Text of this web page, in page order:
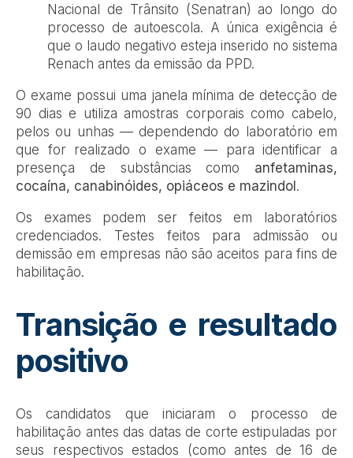
Nacional de Trânsito (Senatran) ao longo do
processo de autoescola. A única exigência é
que o laudo negativo esteja inserido no sistema
Renach antes da emissão da PPD.
O exame possui uma janela mínima de detecção de
90 dias e utiliza amostras corporais como cabelo,
pelos ou unhas — dependendo do laboratório em
que for realizado o exame — para identificar a
presença de substâncias como anfetaminas,
cocaína, canabinóides, opiáceos e mazindol.
Os exames podem ser feitos em laboratórios
credenciados. Testes feitos para admissão ou
demissão em empresas não são aceitos para fins de
habilitação.
Transição e resultado
positivo
Os candidatos que iniciaram o processo de
habilitação antes das datas de corte estipuladas por
seus respectivos estados (como antes de 16 de